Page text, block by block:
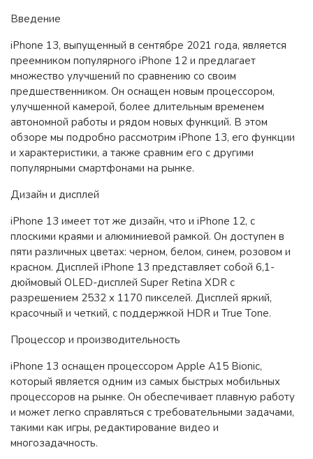
Введение
iPhone 13, выпущенный в сентябре 2021 года, является
преемником популярного iPhone 12 и предлагает
множество улучшений по сравнению со своим
предшественником. Он оснащен новым процессором,
улучшенной камерой, более длительным временем
автономной работы и рядом новых функций. В этом
обзоре мы подробно рассмотрим iPhone 13, его функции
и характеристики, а также сравним его с другими
популярными смартфонами на рынке.
Дизайн и дисплей
iPhone 13 имеет тот же дизайн, что и iPhone 12, с
плоскими краями и алюминиевой рамкой. Он доступен в
пяти различных цветах: черном, белом, синем, розовом и
красном. Дисплей iPhone 13 представляет собой 6,1-
дюймовый OLED-дисплей Super Retina XDR с
разрешением 2532 x 1170 пикселей. Дисплей яркий,
красочный и четкий, с поддержкой HDR и True Tone.
Процессор и производительность
iPhone 13 оснащен процессором Apple A15 Bionic,
который является одним из самых быстрых мобильных
процессоров на рынке. Он обеспечивает плавную работу
и может легко справляться с требовательными задачами,
такими как игры, редактирование видео и
многозадачность.